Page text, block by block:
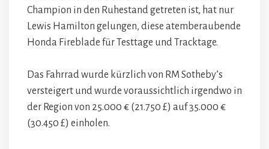
Champion in den Ruhestand getreten ist, hat nur
Lewis Hamilton gelungen, diese atemberaubende
Honda Fireblade für Testtage und Tracktage.
Das Fahrrad wurde kürzlich von RM Sotheby’s
versteigert und wurde voraussichtlich irgendwo in
der Region von 25.000 € (21.750 £) auf 35.000 €
(30.450 £) einholen.